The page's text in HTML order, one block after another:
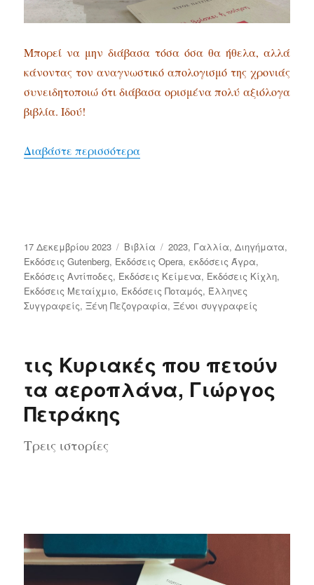
Μπορεί να μην διάβασα τόσα όσα θα ήθελα, αλλά
κάνοντας τον αναγνωστικό απολογισμό της χρονιάς
συνειδητοποιώ ότι διάβασα ορισμένα πολύ αξιόλογα
βιβλία. Ιδού!
Διαβάστε περισσότερα
Δημοσιεύτηκε
την
17 Δεκεμβρίου 2023 Κατηγορίες
Bιβλία Ετικέτες
2023, Γαλλία,Διηγήματα,
Εκδόσεις Gutenberg, Εκδόσεις Opera, εκδόσεις Άγρα,
Εκδόσεις Αντίποδες, Εκδόσεις Κείμενα, Εκδόσεις Κίχλη,
Εκδόσεις Μεταίχμιο, Εκδόσεις Ποταμός, Έλληνες
Συγγραφείς,Ξένη Πεζογραφία,Ξένοι συγγραφείς
τις Κυριακές που πετούν
τα αεροπλάνα, Γιώργος
Πετράκης
Τρεις ιστορίες